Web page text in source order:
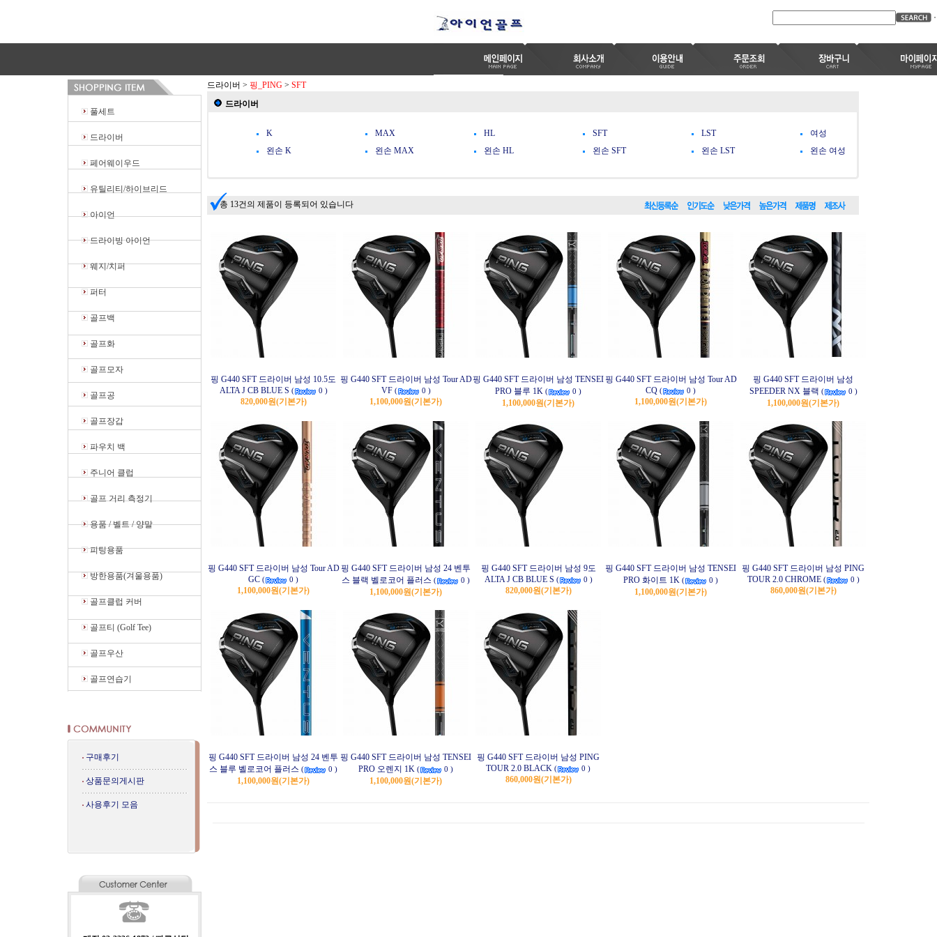
풀세트
드라이버
페어웨이우드
유틸리티/하이브리드
아이언
드라이빙 아이언
웨지/치퍼
퍼터
골프백
골프화
골프모자
골프공
골프장갑
파우치 백
주니어 클럽
골프 거리 측정기
용품 / 벨트 / 양말
피팅용품
방한용품(겨울용품)
골프클럽 커버
골프티 (Golf Tee)
골프우산
골프연습기
구매후기
상품문의게시판
사용후기 모음
드라이버 > 핑_PING > SFT
드라이버
K MAX HL SFT LST
여성
왼손 K
왼손 MAX 왼손 HL 왼손 SFT 왼손 LST 왼손 여성
총 13건의 제품이 등록되어 있습니다
핑 G440 SFT 드라이버 남성 10.5도
ALTA J CB BLUE S ( 0 )
820,000원(기본가)
핑 G440 SFT 드라이버 남성 Tour AD
VF ( 0 )
1,100,000원(기본가)
핑 G440 SFT 드라이버 남성 TENSEI
PRO 블루 1K ( 0 )
1,100,000원(기본가)
핑 G440 SFT 드라이버 남성 Tour AD
CQ ( 0 )
1,100,000원(기본가)
핑 G440 SFT 드라이버 남성
SPEEDER NX 블랙 ( 0 )
1,100,000원(기본가)
핑 G440 SFT 드라이버 남성 Tour AD
GC ( 0 )
1,100,000원(기본가)
핑 G440 SFT 드라이버 남성 24 벤투
스 블랙 벨로코어 플러스 ( 0 )
1,100,000원(기본가)
핑 G440 SFT 드라이버 남성 9도
ALTA J CB BLUE S ( 0 )
820,000원(기본가)
핑 G440 SFT 드라이버 남성 TENSEI
PRO 화이트 1K ( 0 )
1,100,000원(기본가)
핑 G440 SFT 드라이버 남성 PING
TOUR 2.0 CHROME ( 0 )
860,000원(기본가)
핑 G440 SFT 드라이버 남성 24 벤투
스 블루 벨로코어 플러스 ( 0 )
1,100,000원(기본가)
핑 G440 SFT 드라이버 남성 TENSEI
PRO 오렌지 1K ( 0 )
1,100,000원(기본가)
핑 G440 SFT 드라이버 남성 PING
TOUR 2.0 BLACK ( 0 )
860,000원(기본가)